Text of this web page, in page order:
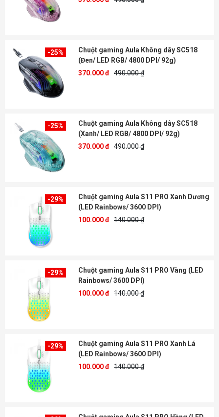
-25%
Chuột gaming Aula Không dây SC518
(Đen/ LED RGB/ 4800 DPI/ 92g)
370.000 đ 490.000 ₫
-25%
Chuột gaming Aula Không dây SC518
(Xanh/ LED RGB/ 4800 DPI/ 92g)
370.000 đ 490.000 ₫
-29%
Chuột gaming Aula S11 PRO Xanh Dương
(LED Rainbows/ 3600 DPI)
100.000 đ 140.000 ₫
-29%
Chuột gaming Aula S11 PRO Vàng (LED
Rainbows/ 3600 DPI)
100.000 đ 140.000 ₫
-29%
Chuột gaming Aula S11 PRO Xanh Lá
(LED Rainbows/ 3600 DPI)
100.000 đ 140.000 ₫